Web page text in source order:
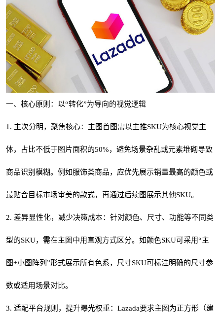
一、核心原则：以“转化”为导向的视觉逻辑
1. 主次分明，聚焦核心：主图首图需以主推SKU为核心视觉主
体，占比不低于图片面积的50%，避免场景杂乱或元素堆砌导致
商品识别模糊。例如服饰类商品，应优先展示销量最高的颜色或
最贴合目标市场审美的款式，再通过后续图展示其他SKU。
2. 差异显性化，减少决策成本：针对颜色、尺寸、功能等不同类
型的SKU，需在主图中用直观方式区分。如颜色SKU可采用“主
图+小图阵列”形式展示所有色系，尺寸SKU可标注明确的尺寸参
数或适用场景对比。
3. 适配平台规则，提升曝光权重：Lazada要求主图为正方形（建